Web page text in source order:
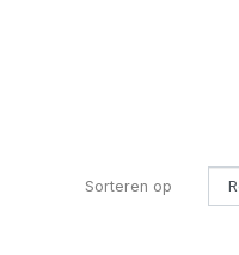
Sorteren op